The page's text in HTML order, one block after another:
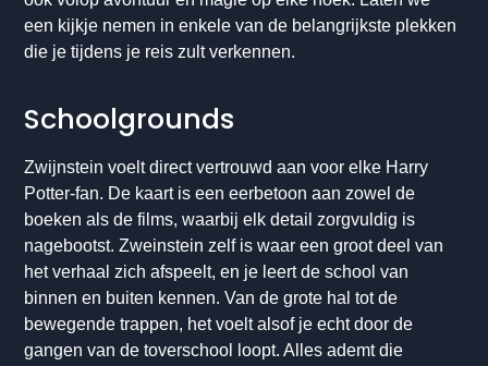
een kijkje nemen in enkele van de belangrijkste plekken
die je tijdens je reis zult verkennen.
Schoolgrounds
Zwijnstein voelt direct vertrouwd aan voor elke Harry
Potter-fan. De kaart is een eerbetoon aan zowel de
boeken als de films, waarbij elk detail zorgvuldig is
nagebootst. Zweinstein zelf is waar een groot deel van
het verhaal zich afspeelt, en je leert de school van
binnen en buiten kennen. Van de grote hal tot de
bewegende trappen, het voelt alsof je echt door de
gangen van de toverschool loopt. Alles ademt die